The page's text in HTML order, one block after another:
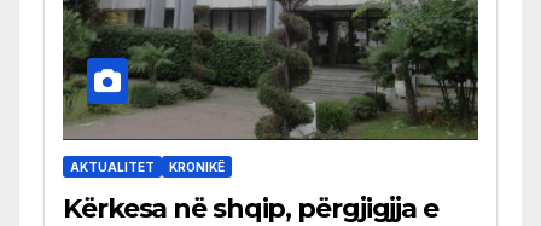
AKTUALITET KRONIKË
Kërkesa në shqip, përgjigjja e